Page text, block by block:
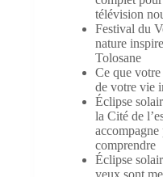
télévision
Festival du
nature
Tolosane
Ce que
de votre vie
Éclipse
la Cité de
comprendre
Éclipse
yeux sont